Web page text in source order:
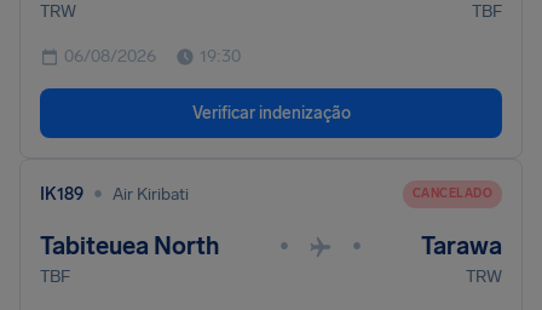
TRW TBF
06/08/2026 19:30
Verificar indenização
IK189 • Air Kiribati CANCELADO
Tabiteuea North • • Tarawa
TBF TRW